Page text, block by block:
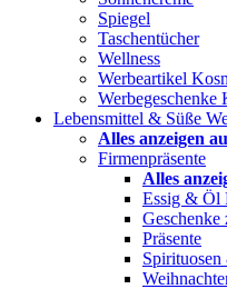
Spiegel
Taschentücher
Wellness
Werbeartikel
Werbegeschenke
Lebensmittel & Süße
Alles anzeigen
Firmenpräsente
Alles
Essig & Öl
Präsente